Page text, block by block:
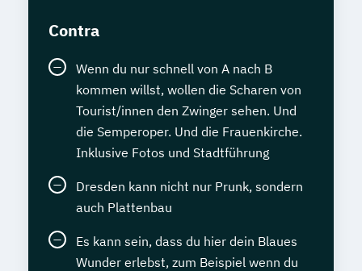
Contra
Wenn du nur schnell von A nach B
kommen willst, wollen die Scharen von
Tourist/innen den Zwinger sehen. Und
die Semperoper. Und die Frauenkirche.
Inklusive Fotos und Stadtführung
Dresden kann nicht nur Prunk, sondern
auch Plattenbau
Es kann sein, dass du hier dein Blaues
Wunder erlebst, zum Beispiel wenn du